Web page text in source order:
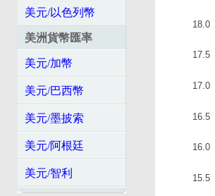
美元/以色列幣
美洲貨幣匯率
美元/加幣
美元/巴西幣
美元/墨披索
美元/阿根廷
美元/智利 15.5
16.0
16.5
17.0
17.5
18.0